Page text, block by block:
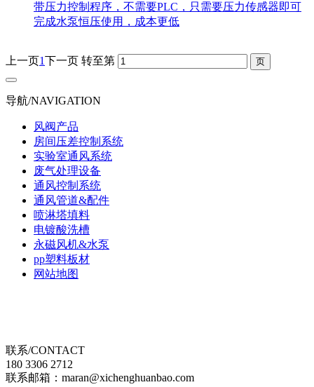
带压力控制程序，不需要PLC，只需要压力传感器即可
完成水泵恒压使用，成本更低
上一页1下一页 转至第
导航/NAVIGATION
风阀产品
房间压差控制系统
实验室通风系统
废气处理设备
通风控制系统
通风管道&配件
喷淋塔填料
电镀酸洗槽
永磁风机&水泵
pp塑料板材
网站地图
联系/CONTACT
180 3306 2712
联系邮箱：maran@xichenghuanbao.com